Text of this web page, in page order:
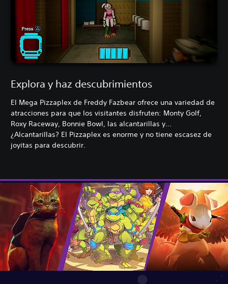
Explora y haz descubrimientos
El Mega Pizzaplex de Freddy Fazbear ofrece una variedad de
atracciones para que los visitantes disfruten: Monty Golf,
Roxy Raceway, Bonnie Bowl, las alcantarillas y...
¿Alcantarillas? El Pizzaplex es enorme y no tiene escasez de
joyitas para descubrir.